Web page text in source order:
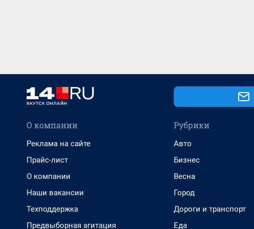
О компании
Реклама на сайте
Прайс-лист
О компании
Наши вакансии
Техподдержка
Предвыборная агитация
Рубрики
Авто
Бизнес
Весна
Город
Дороги и транспорт
Еда